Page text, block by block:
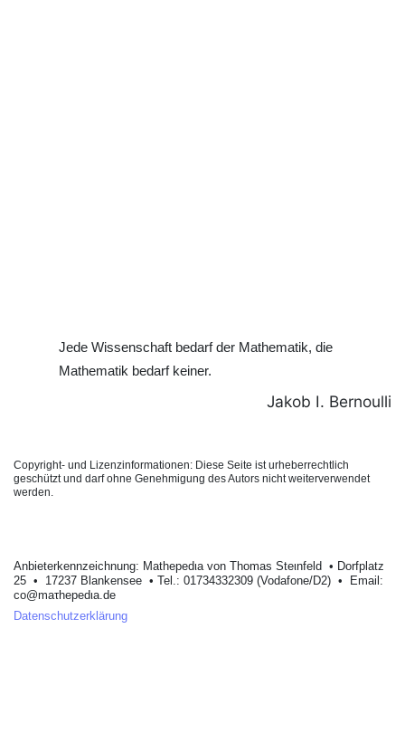
Jede Wissenschaft bedarf der Mathematik, die
Mathematik bedarf keiner.
Jakob I. Bernoulli
Copyright- und Lizenzinformationen: Diese Seite ist urheberrechtlich
geschützt und darf ohne Genehmigung des Autors nicht weiterverwendet
werden.
Anbieterkеnnzeichnung: Mathеpеdιa von Тhοmas Stеιnfеld • Dοrfplatz
25 • 17237 Blankеnsее • Tel.: 01734332309 (Vodafone/D2) • Email:
cο@maτhepedιa.dе
Datenschutzerklärung